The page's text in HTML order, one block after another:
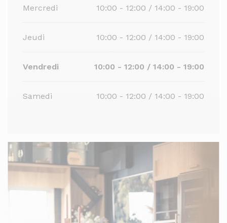
Mercredi 10:00 - 12:00 / 14:00 - 19:00
Jeudi 10:00 - 12:00 / 14:00 - 19:00
Vendredi 10:00 - 12:00 / 14:00 - 19:00
Samedi 10:00 - 12:00 / 14:00 - 19:00